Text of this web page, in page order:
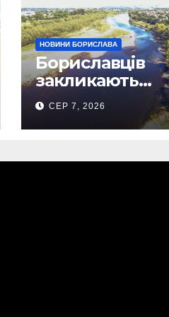
НОВИНИ БОРИСЛАВА
Бориславців
закликають
ощадливо
воду
СЕР 7, 2026